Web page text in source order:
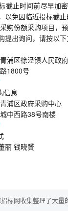
截止时间前尽早加
以免因临近投标截
购份额采购项目，
提出询问，请按以
浦区徐泾镇人民政府
1800号
信息
浦区政府采购中心
中西路38号南楼
丽 钱晓贇
标网收集整理了大量